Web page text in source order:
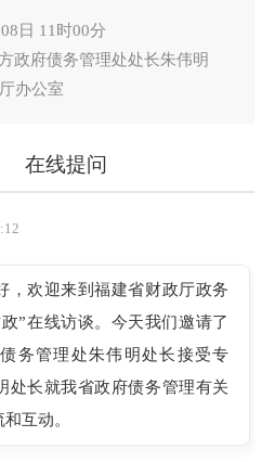
日 11时00分
厅地方政府债务管理处处长朱伟明
政厅办公室
在线提问
，欢迎来到福建省财政厅政务
”在线访谈。今天我们邀请了
务管理处朱伟明处长接受专
处长就我省政府债务管理有关
互动。